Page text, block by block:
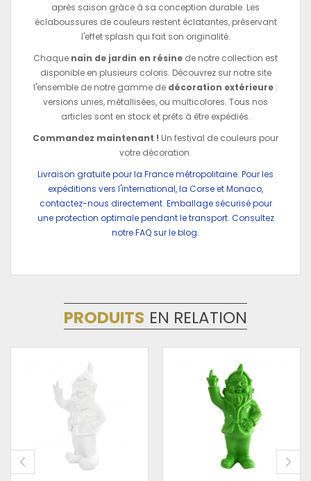
après saison grâce à sa conception durable. Les
éclaboussures de couleurs restent éclatantes, préservant
l'effet splash qui fait son originalité.
Chaque nain de jardin en résine de notre collection est
disponible en plusieurs coloris. Découvrez sur notre site
l'ensemble de notre gamme de décoration extérieure :
versions unies, métallisées, ou multicolores. Tous nos
articles sont en stock et prêts à être expédiés.
Commandez maintenant ! Un festival de couleurs pour
votre décoration.
Livraison gratuite pour la France métropolitaine. Pour les
expéditions vers l'international, la Corse et Monaco,
contactez-nous directement. Emballage sécurisé pour
une protection optimale pendant le transport. Consultez
notre FAQ sur le blog.
PRODUITS EN RELATION